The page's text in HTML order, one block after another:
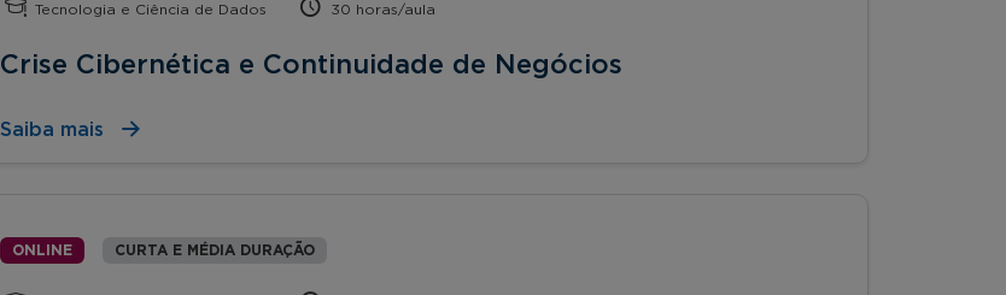
Tecnologia e Ciência de Dados 30 horas/aula
Crise Cibernética e Continuidade de Negócios
Saiba mais
ONLINE CURTA E MÉDIA DURAÇÃO